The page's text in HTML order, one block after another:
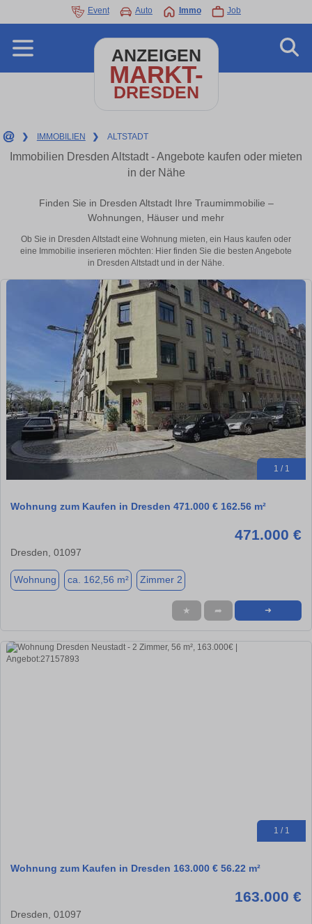
Event Auto Immo Job
ANZEIGEN
MARKT-
DRESDEN
❯ IMMOBILIEN ❯ ALTSTADT
Immobilien Dresden Altstadt - Angebote kaufen oder mieten
in der Nähe
Finden Sie in Dresden Altstadt Ihre Traumimmobilie –
Wohnungen, Häuser und mehr
Ob Sie in Dresden Altstadt eine Wohnung mieten, ein Haus kaufen oder
eine Immobilie inserieren möchten: Hier finden Sie die besten Angebote
in Dresden Altstadt und in der Nähe.
1 / 1
Wohnung zum Kaufen in Dresden 471.000 € 162.56 m²
471.000 €
Dresden, 01097
Wohnung ca. 162,56 m² Zimmer 2
★ ➦ ➜
1 / 1
Wohnung zum Kaufen in Dresden 163.000 € 56.22 m²
163.000 €
Dresden, 01097